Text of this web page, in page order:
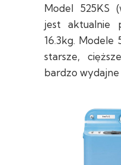
Model 525KS
jest aktualnie
16.3kg. Modele
starsze,
bardzo wydajne